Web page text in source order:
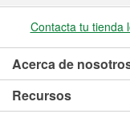
Contacta tu tienda
Acerca de
Recursos